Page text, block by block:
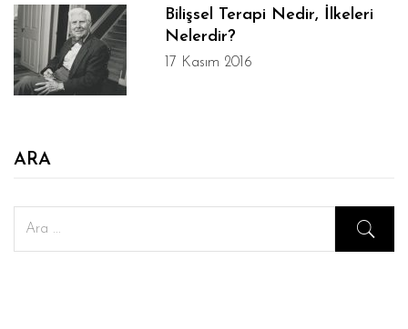
Bilişsel Terapi Nedir, İlkeleri
Nelerdir?
17 Kasım 2016
ARA